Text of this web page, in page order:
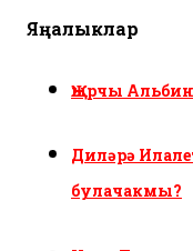
Яңалыклар
Җырчы
Диләрә
булачакмы?